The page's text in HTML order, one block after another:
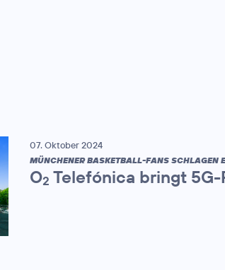
07. Oktober 2024
MÜNCHENER BASKETBALL-FANS SCHLAGEN
O2 Telefónica bringt